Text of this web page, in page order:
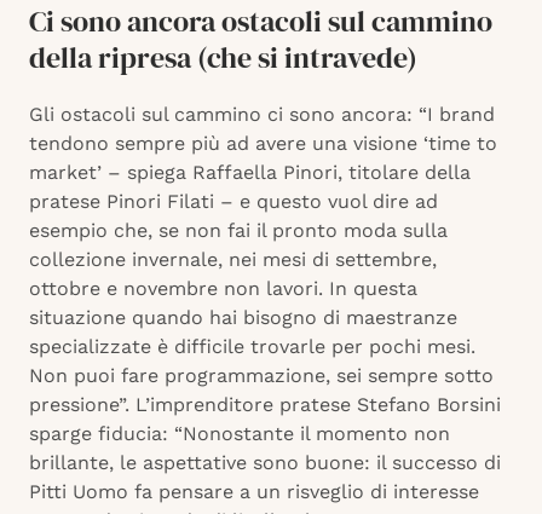
Ci sono ancora ostacoli sul cammino
della ripresa (che si intravede)
Gli ostacoli sul cammino ci sono ancora: “I brand
tendono sempre più ad avere una visione ‘time to
market’ – spiega Raffaella Pinori, titolare della
pratese Pinori Filati – e questo vuol dire ad
esempio che, se non fai il pronto moda sulla
collezione invernale, nei mesi di settembre,
ottobre e novembre non lavori. In questa
situazione quando hai bisogno di maestranze
specializzate è difficile trovarle per pochi mesi.
Non puoi fare programmazione, sei sempre sotto
pressione”. L’imprenditore pratese Stefano Borsini
sparge fiducia: “Nonostante il momento non
brillante, le aspettative sono buone: il successo di
Pitti Uomo fa pensare a un risveglio di interesse